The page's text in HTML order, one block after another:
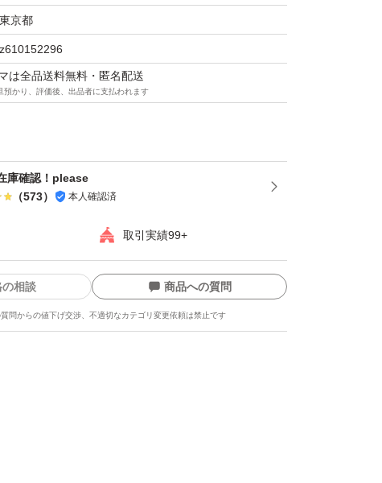
東京都
z610152296
は全品送料無料・匿名配送
預かり、評価後、出品者に支払われます
庫確認！please
（573） 本人確認済
取引実績99+
相談 商品への質問
問からの値下げ交渉、不適切なカテゴリ変更依頼は禁止です